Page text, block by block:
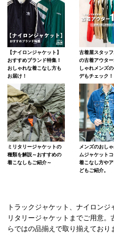
【ナイロンジャケット】
おすすめブランド特集！
おしゃれな着こなし方も
お届け！
古着屋スタッ
の古着アウタ
しゃれメンズ
デもチェック！
ミリタリージャケットの
種類を解説～おすすめの
着こなしもご紹介～
メンズのおし
ムジャケットコ
着こなし方や
どもご紹介。
トラックジャケット、ナイロン
リタリージャケットまでご用意
らではの品揃えで取り揃えており